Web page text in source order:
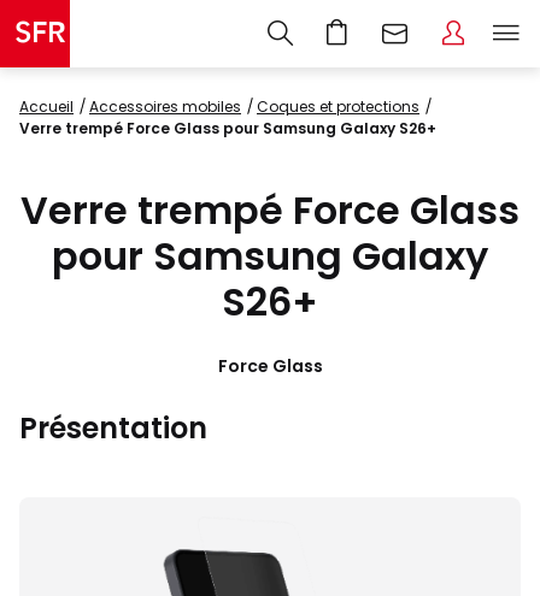
Accueil accessoires mobiles
coques et protections
Verre trempé Force Glass pour Samsung Galaxy S26+
Verre trempé Force Glass
pour Samsung Galaxy
S26+
Force Glass
Présentation
du
produit